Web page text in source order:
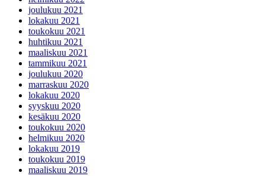
joulukuu 2021
lokakuu 2021
toukokuu 2021
huhtikuu 2021
maaliskuu 2021
tammikuu 2021
joulukuu 2020
marraskuu 2020
lokakuu 2020
syyskuu 2020
kesäkuu 2020
toukokuu 2020
helmikuu 2020
lokakuu 2019
toukokuu 2019
maaliskuu 2019